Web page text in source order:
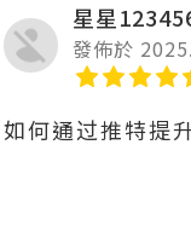
星星
發佈於
如何通过推特提